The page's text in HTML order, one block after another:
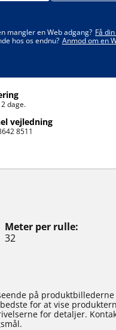
mangler en Web adgang? Få
hos os endnu? Anmod om en
dage.
vejledning
8511
Meter per rulle
32
på
for at vise
for detaljer.